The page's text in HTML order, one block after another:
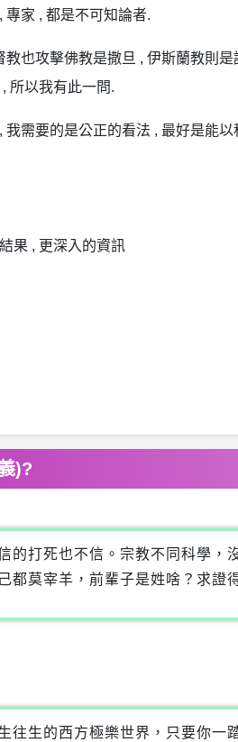
家 , 都是不可知論者.
也攻擊佛教是撒旦 , 伊斯蘭教則
所以我有此一問.
需要的是公正的看法 , 最好是能
果 , 更深入的資訊
)?
的打死也不信。宗教不同科學，
都莫宰羊，前輩子是姓啥？求證
往生的西方極樂世界，只要你一